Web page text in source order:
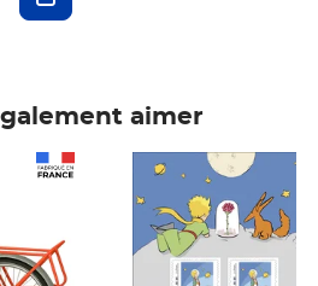
aimer
Prix 6,25€ HT